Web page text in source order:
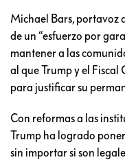
Michael Bars, portavoz
de un “esfuerzo por
mantener a las
al que Trump y el Fiscal
para justificar su
Con reformas a las
Trump ha logrado
sin importar si son